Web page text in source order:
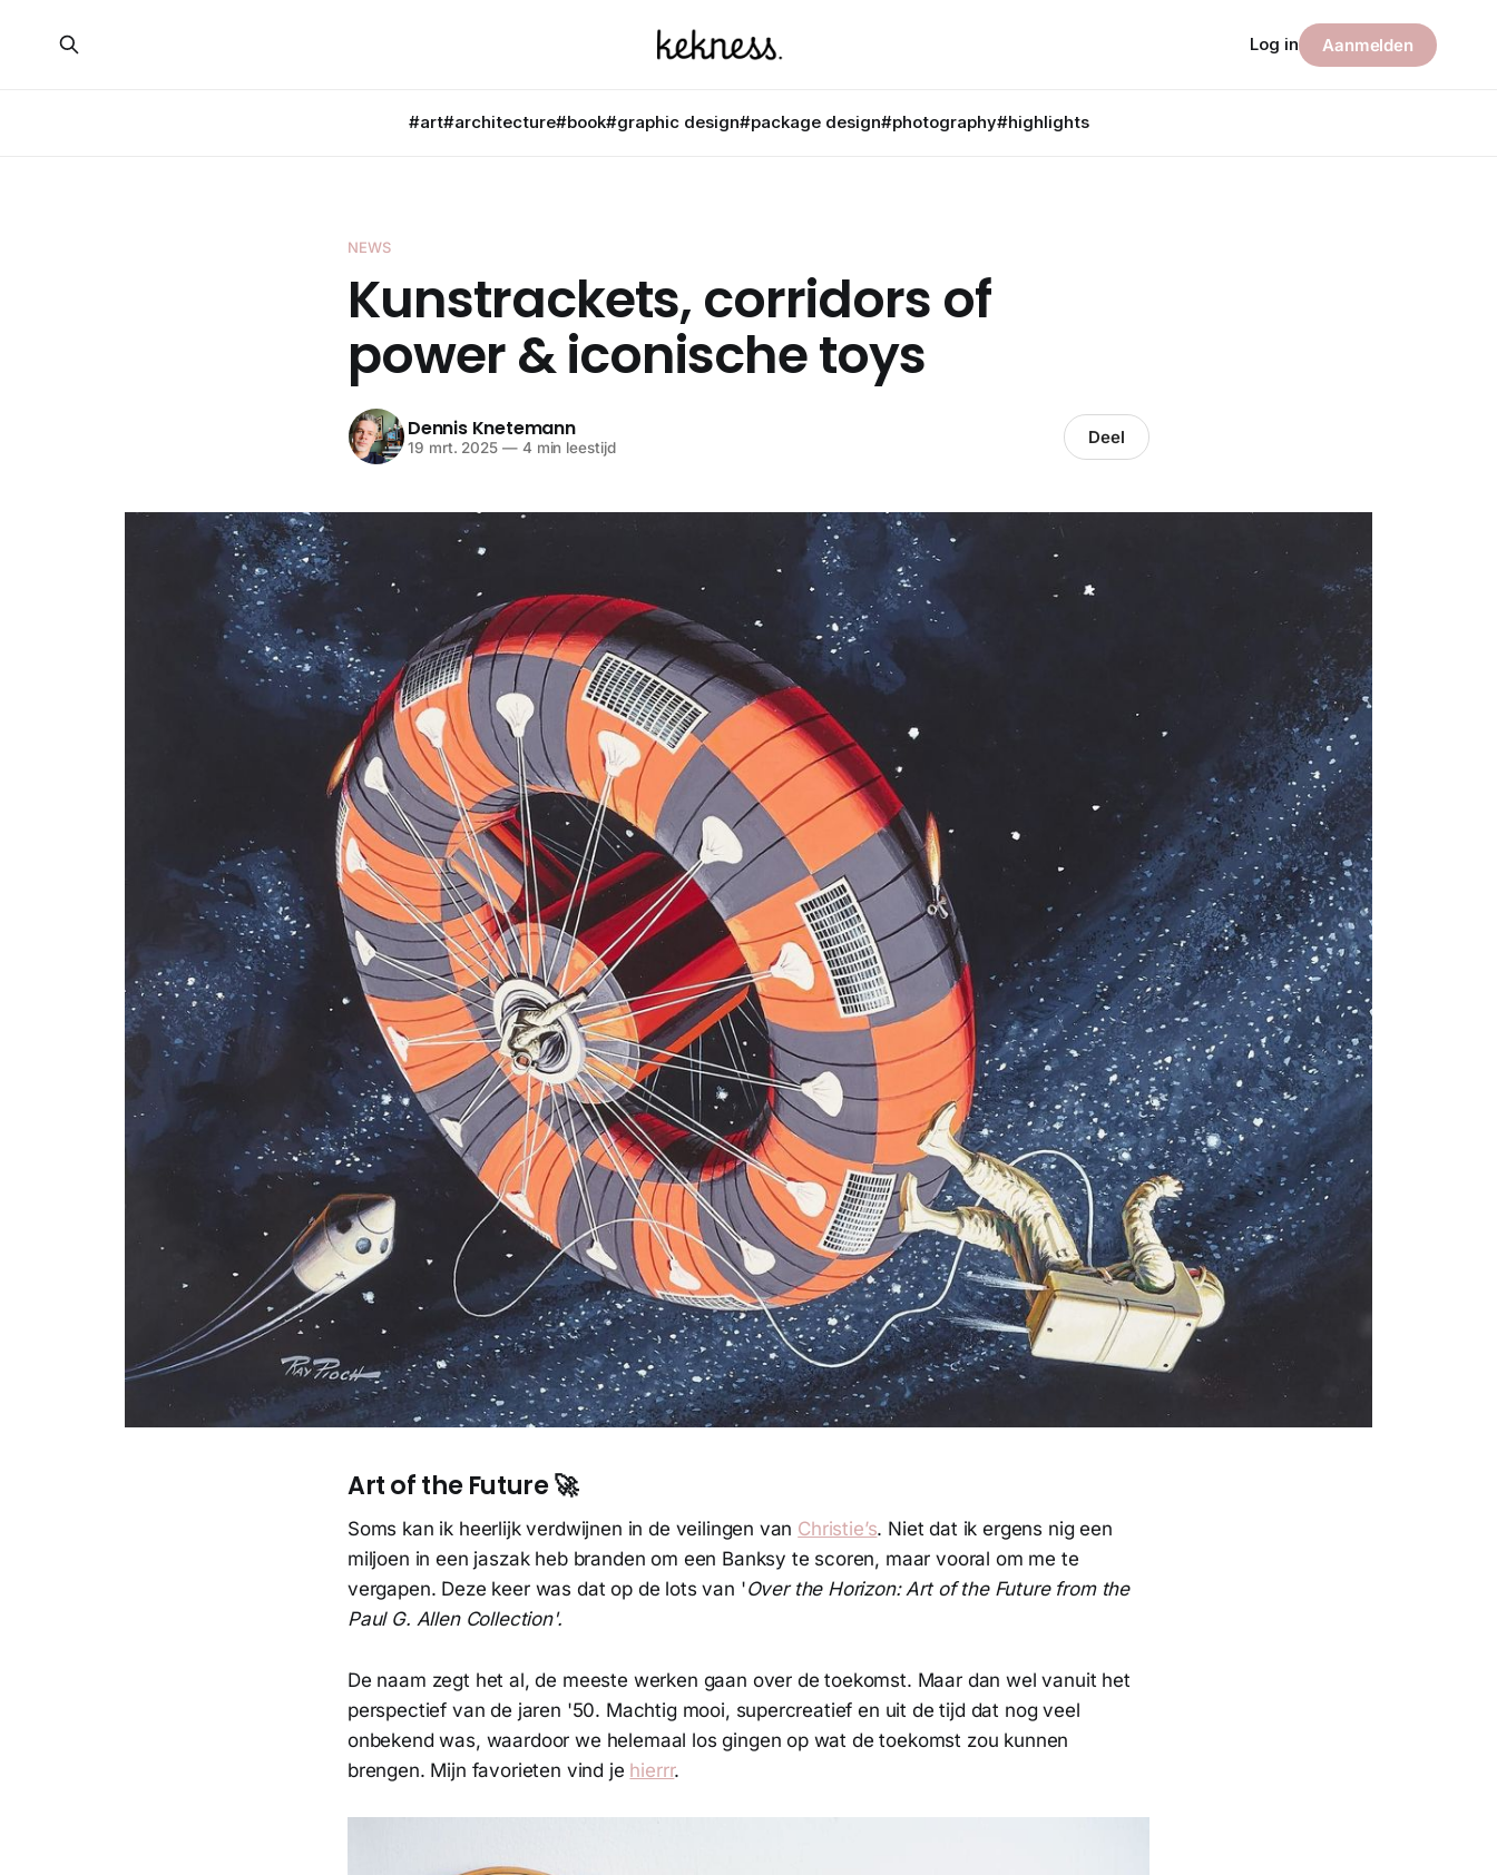
#art#architecture#book#graphic design#package design#photography#highlights
Log in Aanmelden
NEWS
Kunstrackets, corridors of
power & iconische toys
Dennis Knetemann
19 mrt. 2025 —4 min leestijd Deel
Art of the Future 🚀
Soms kan ik heerlijk verdwijnen in de veilingen van Christie’s. Niet dat ik ergens nig een
miljoen in een jaszak heb branden om een Banksy te scoren, maar vooral om me te
vergapen. Deze keer was dat op de lots van 'Over the Horizon: Art of the Future from the
Paul G. Allen Collection'.
De naam zegt het al, de meeste werken gaan over de toekomst. Maar dan wel vanuit het
perspectief van de jaren '50. Machtig mooi, supercreatief en uit de tijd dat nog veel
onbekend was, waardoor we helemaal los gingen op wat de toekomst zou kunnen
brengen. Mijn favorieten vind je hierrr.